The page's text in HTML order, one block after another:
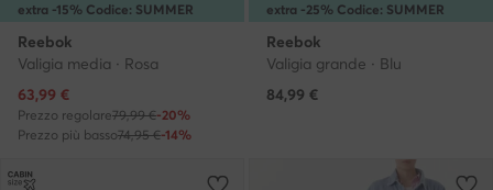
extra -15% Codice: SUMMER
Reebok
Valigia media · Rosa
Prezzo attuale
63,99 €
Prezzo regolare79,99 €-20%
Prezzo più basso74,95 €-14%
extra -25% Codice: SUMMER
Reebok
Valigia grande · Blu
84,99 €